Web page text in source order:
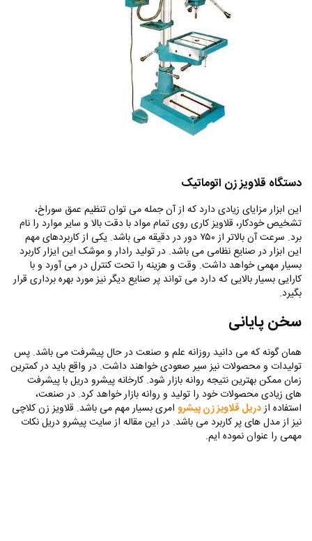
دستگاه قلاویز زن اتوماتیک
این ابزار مزایای زیادی دارد که از آن جمله می توان تنظیم عمق سوراخ،
تشخیص خودکار، قلاویز کاری روی تمام مواد با دقت بالا و سایر موارد را نام
برد. سرعت آن بالاتر از ۷۵۰ دور در دقیقه می باشد. یکی از کاربردهای مهم
این ابزار در صنایع نظامی می باشد. در تولید رادار و موشک این ایزار کاربرد
بسیار مهمی خواهد داشت. وقت و هزینه را تحت کنترل در می آورد و با
کارایی بسیار بالایی که دارد می تواند پر صنایع دیگر نیز مورد بهره برداری قرار
بگیرد.
سخن پایانی
همان گونه که می دانید روزانه علم و صنعت در حال پیشرفت می باشد. پس
تولیدات و محصولات نیز سیر صعودی خواهند داشت. در واقع باید در کمترین
زمان ممکن بهترین نتیجه روانه بازار شود‌. کارخانه پیشرو دریل با پیشرفت
های زیادی محصولات خود را تولید و روانه بازار خواهد کرد. در صنعت،
استفاده ازدریل قلاویز زن پیشرو امری بسیار مهم می باشد.‌ قلاویز زن کلاچی
نیز از مدل های پر کاربرد می باشد. در این مقاله از سایت پیشرو دریل نکات
مهمی را عنوان نموده ایم.